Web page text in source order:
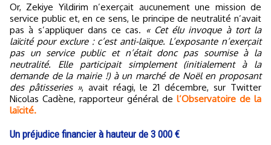
Or, Zekiye Yildirim n’exerçait aucunement une mission de
service public et, en ce sens, le principe de neutralité n’avait
pas à s’appliquer dans ce cas. « Cet élu invoque à tort la
laïcité pour exclure : c’est anti-laïque. L’exposante n’exerçait
pas un service public et n’était donc pas soumise à la
neutralité. Elle participait simplement (initialement à la
demande de la mairie !) à un marché de Noël en proposant
des pâtisseries », avait réagi, le 21 décembre, sur Twitter
Nicolas Cadène, rapporteur général de l’Observatoire de la
laïcité.
Un préjudice financier à hauteur de 3 000 €